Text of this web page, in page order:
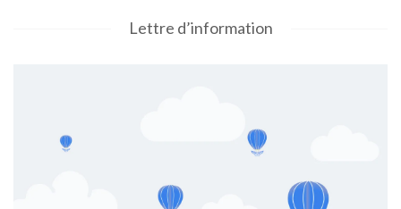
Lettre d’information